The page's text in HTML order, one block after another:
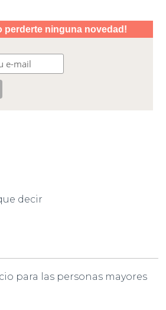
decir
para las personas mayores